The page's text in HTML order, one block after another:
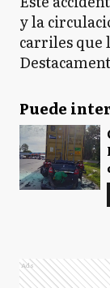
y la
carriles
Puede
Ads